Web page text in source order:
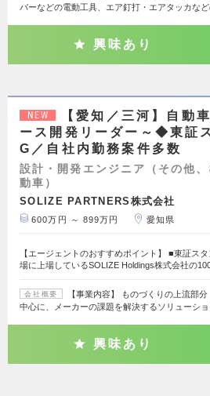
バーなどの電動工具、エア釘打・エアタッカな
興味あり
NEW
【愛知／三河】自動
ース開発リーダー～◆東証
G／自社内勤務案件多数
設計・開発エンジニア（その他
動車）
SOLIZE PARTNERS株式会社
600万円 ～ 899万円 愛知県
【エージェントのおすすめポイント】 ■東証ス
場に上場しているSOLIZE Holdings株式会社の
会社概要
【事業内容】 ものづくりの上流部
中心に、メーカーの課題を解決するソリューシ
興味あり